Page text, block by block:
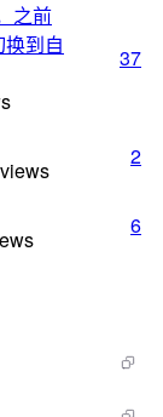
之前
到自
37
2
6